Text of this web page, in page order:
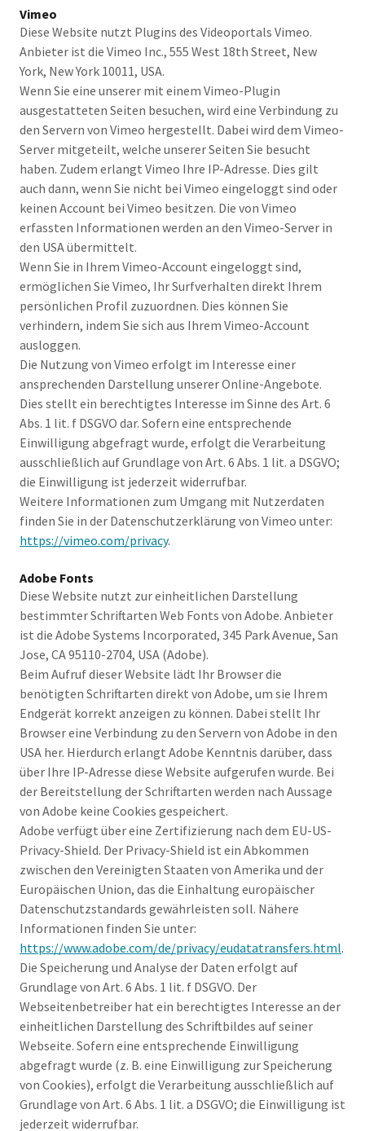
Vimeo
Diese Website nutzt Plugins des Videoportals Vimeo.
Anbieter ist die Vimeo Inc., 555 West 18th Street, New
York, New York 10011, USA.
Wenn Sie eine unserer mit einem Vimeo-Plugin
ausgestatteten Seiten besuchen, wird eine Verbindung zu
den Servern von Vimeo hergestellt. Dabei wird dem Vimeo-
Server mitgeteilt, welche unserer Seiten Sie besucht
haben. Zudem erlangt Vimeo Ihre IP-Adresse. Dies gilt
auch dann, wenn Sie nicht bei Vimeo eingeloggt sind oder
keinen Account bei Vimeo besitzen. Die von Vimeo
erfassten Informationen werden an den Vimeo-Server in
den USA übermittelt.
Wenn Sie in Ihrem Vimeo-Account eingeloggt sind,
ermöglichen Sie Vimeo, Ihr Surfverhalten direkt Ihrem
persönlichen Profil zuzuordnen. Dies können Sie
verhindern, indem Sie sich aus Ihrem Vimeo-Account
ausloggen.
Die Nutzung von Vimeo erfolgt im Interesse einer
ansprechenden Darstellung unserer Online-Angebote.
Dies stellt ein berechtigtes Interesse im Sinne des Art. 6
Abs. 1 lit. f DSGVO dar. Sofern eine entsprechende
Einwilligung abgefragt wurde, erfolgt die Verarbeitung
ausschließlich auf Grundlage von Art. 6 Abs. 1 lit. a DSGVO;
die Einwilligung ist jederzeit widerrufbar.
Weitere Informationen zum Umgang mit Nutzerdaten
finden Sie in der Datenschutzerklärung von Vimeo unter:
https://vimeo.com/privacy.
Adobe Fonts
Diese Website nutzt zur einheitlichen Darstellung
bestimmter Schriftarten Web Fonts von Adobe. Anbieter
ist die Adobe Systems Incorporated, 345 Park Avenue, San
Jose, CA 95110-2704, USA (Adobe).
Beim Aufruf dieser Website lädt Ihr Browser die
benötigten Schriftarten direkt von Adobe, um sie Ihrem
Endgerät korrekt anzeigen zu können. Dabei stellt Ihr
Browser eine Verbindung zu den Servern von Adobe in den
USA her. Hierdurch erlangt Adobe Kenntnis darüber, dass
über Ihre IP-Adresse diese Website aufgerufen wurde. Bei
der Bereitstellung der Schriftarten werden nach Aussage
von Adobe keine Cookies gespeichert.
Adobe verfügt über eine Zertifizierung nach dem EU-US-
Privacy-Shield. Der Privacy-Shield ist ein Abkommen
zwischen den Vereinigten Staaten von Amerika und der
Europäischen Union, das die Einhaltung europäischer
Datenschutzstandards gewährleisten soll. Nähere
Informationen finden Sie unter:
https://www.adobe.com/de/privacy/eudatatransfers.html.
Die Speicherung und Analyse der Daten erfolgt auf
Grundlage von Art. 6 Abs. 1 lit. f DSGVO. Der
Webseitenbetreiber hat ein berechtigtes Interesse an der
einheitlichen Darstellung des Schriftbildes auf seiner
Webseite. Sofern eine entsprechende Einwilligung
abgefragt wurde (z. B. eine Einwilligung zur Speicherung
von Cookies), erfolgt die Verarbeitung ausschließlich auf
Grundlage von Art. 6 Abs. 1 lit. a DSGVO; die Einwilligung ist
jederzeit widerrufbar.